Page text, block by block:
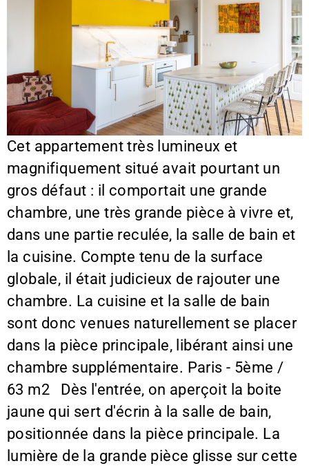
Cet appartement très lumineux et
magnifiquement situé avait pourtant un
gros défaut : il comportait une grande
chambre, une très grande pièce à vivre et,
dans une partie reculée, la salle de bain et
la cuisine. Compte tenu de la surface
globale, il était judicieux de rajouter une
chambre. La cuisine et la salle de bain
sont donc venues naturellement se placer
dans la pièce principale, libérant ainsi une
chambre supplémentaire. Paris - 5ème /
63 m2 Dès l'entrée, on aperçoit la boite
jaune qui sert d'écrin à la salle de bain,
positionnée dans la pièce principale. La
lumière de la grande pièce glisse sur cette